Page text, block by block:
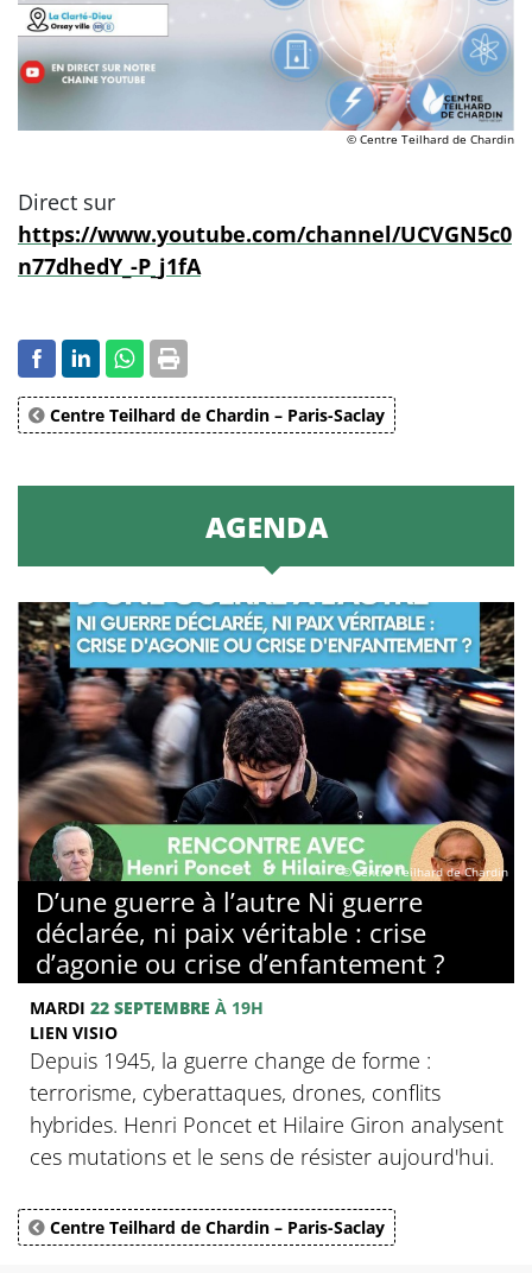
© Centre Teilhard de Chardin
Direct sur
https://www.youtube.com/channel/UCVGN5c0
n77dhedY_-P_j1fA
Centre Teilhard de Chardin – Paris-Saclay
AGENDA
© centre Teilhard de Chardin
D’une guerre à l’autre Ni guerre
déclarée, ni paix véritable : crise
d’agonie ou crise d’enfantement ?
MARDI 22 SEPTEMBRE À 19H
LIEN VISIO
Depuis 1945, la guerre change de forme :
terrorisme, cyberattaques, drones, conflits
hybrides. Henri Poncet et Hilaire Giron analysent
ces mutations et le sens de résister aujourd'hui.
Centre Teilhard de Chardin – Paris-Saclay